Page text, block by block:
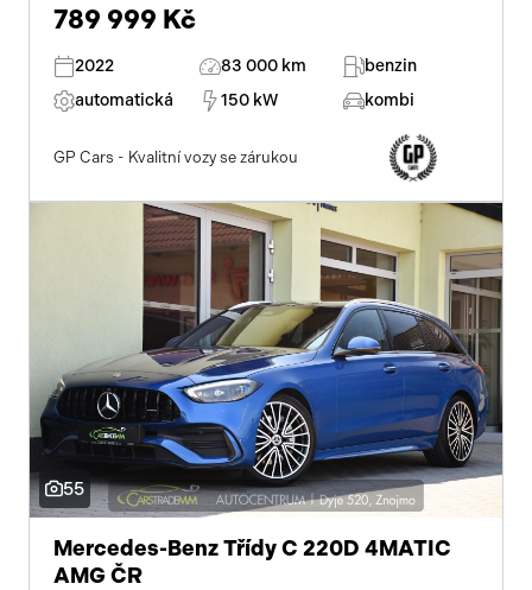
789 999 Kč
2022 83 000 km
benzin
automatická
150 kW kombi
GP Cars - Kvalitní vozy se zárukou
55
Mercedes-Benz Třídy C 220D 4MATIC
AMG ČR